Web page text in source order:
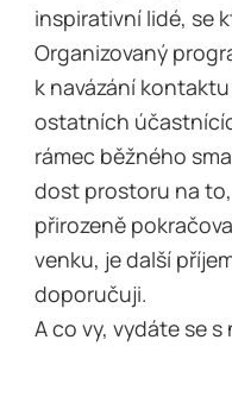
inspirativní lidé, se
Organizovaný
k navázání
ostatních
rámec běžného
dost prostoru na
přirozeně
venku, je další
doporučuji.
A co vy, vydáte se s